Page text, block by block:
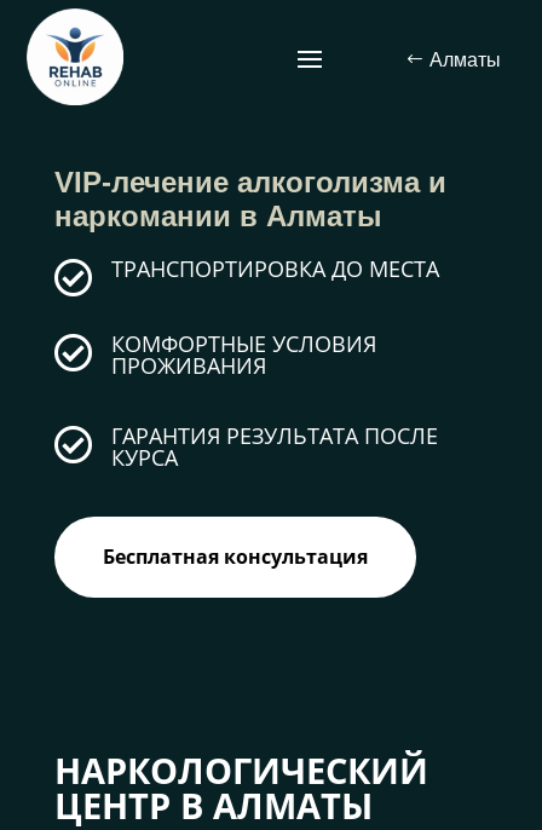
Алматы
VIP-лечениеалкоголизма и
наркомании в Алматы
 ТРАНСПОРТИРОВКА ДО МЕСТА
 КОМФОРТНЫЕ УСЛОВИЯ
ПРОЖИВАНИЯ
 ГАРАНТИЯ РЕЗУЛЬТАТА ПОСЛЕ
КУРСА
Бесплатная консультация
НАРКОЛОГИЧЕСКИЙ
ЦЕНТР В АЛМАТЫ